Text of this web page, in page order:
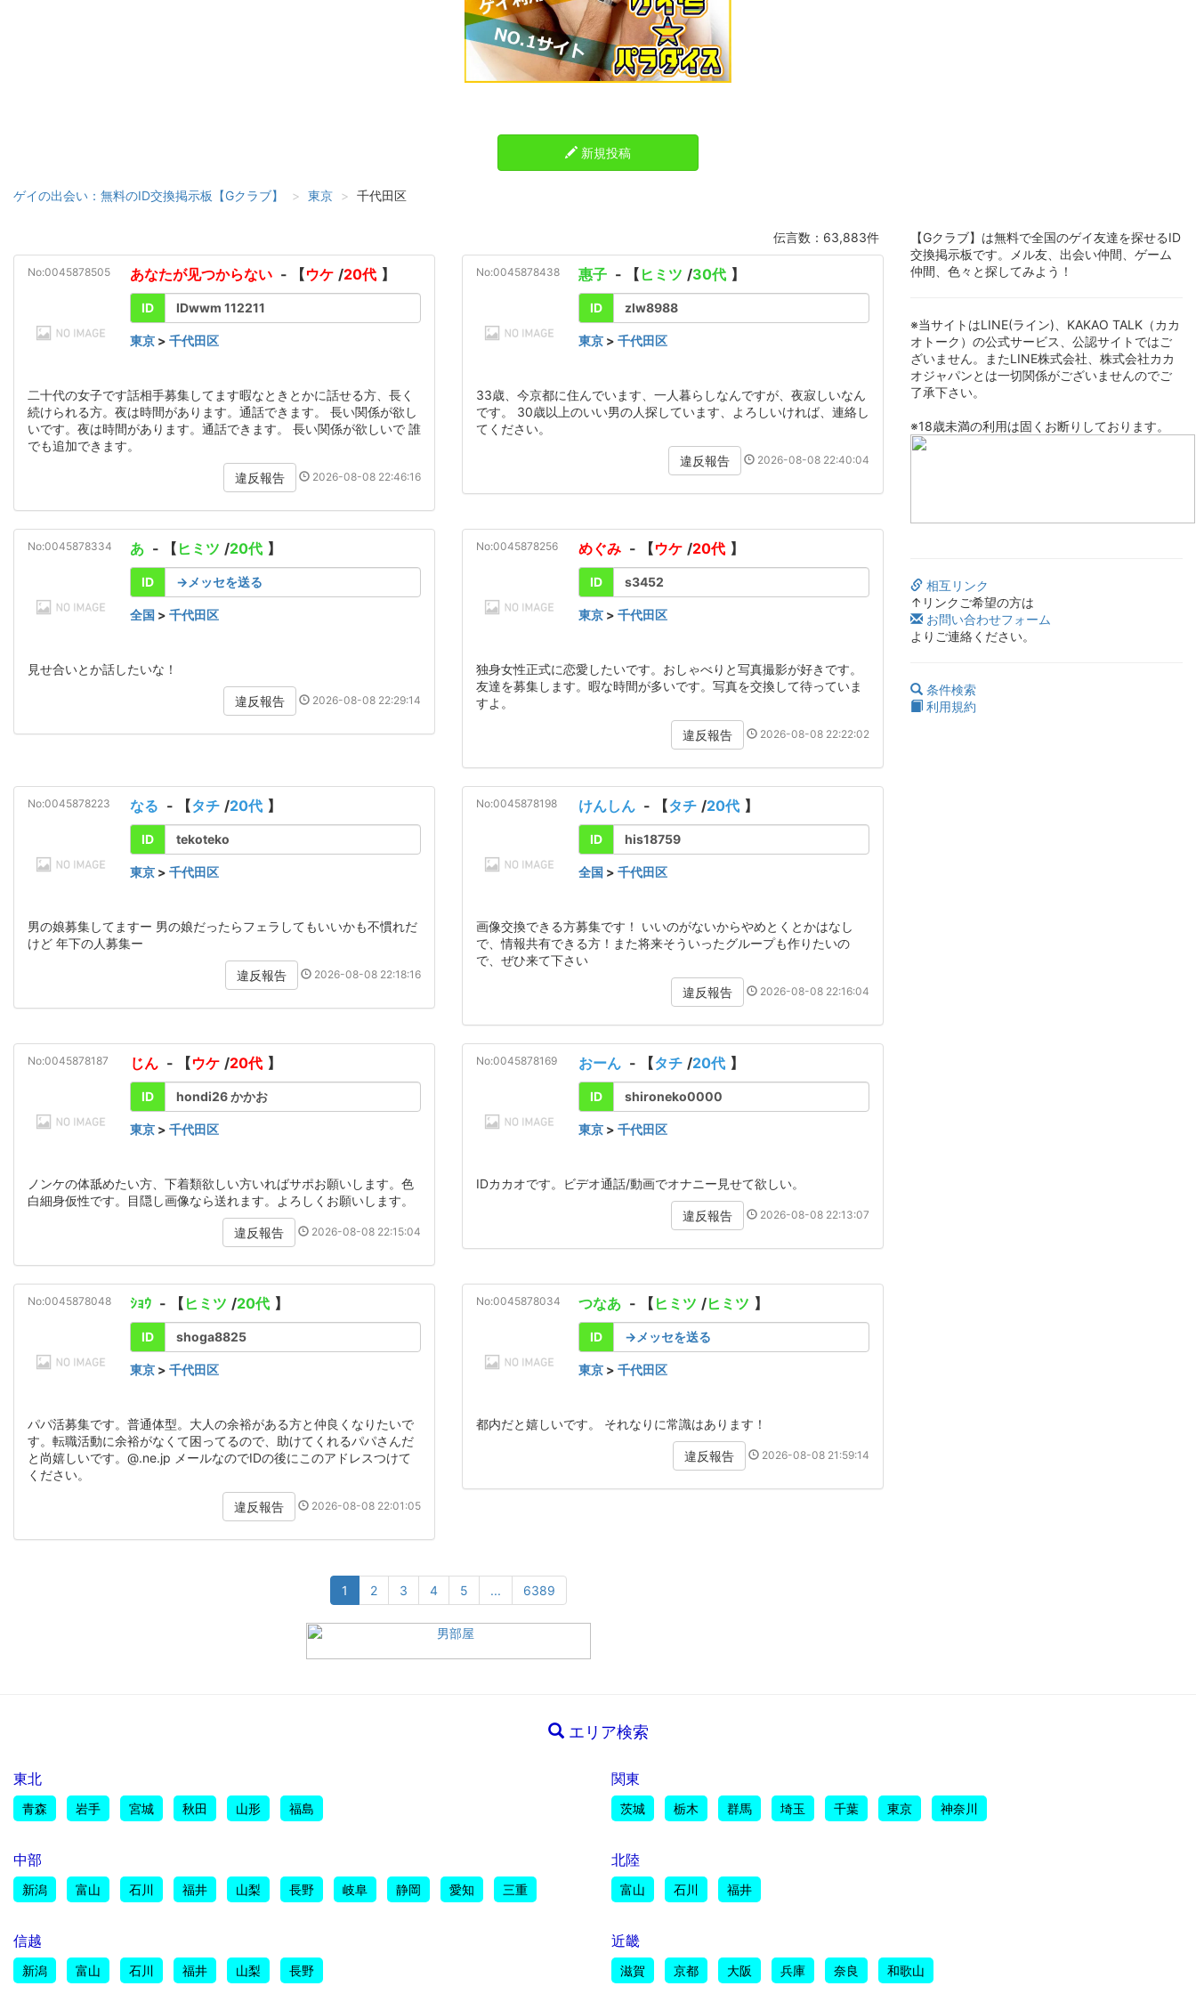
新規投稿
ゲイの出会い：無料のID交換掲示板【Gクラブ】 東京 千代田区
伝言数：63,883件
No:0045878505 あなたが见つからない - 【ウケ /20代 】
ID IDwwm 112211
東京 > 千代田区
二十代の女子です話相手募集してます暇なときとかに話せる方、長く
続けられる方。夜は時間があります。通話できます。 長い関係が欲し
いです。夜は時間があります。通話できます。 長い関係が欲しいで 誰
でも追加できます。
違反報告 2026-08-08 22:46:16
No:0045878438 惠子 - 【 ヒミツ /30代 】
ID zlw8988
東京 > 千代田区
33歳、今京都に住んでいます、一人暮らしなんですが、夜寂しいなん
です。 30歳以上のいい男の人探しています、よろしいければ、連絡し
てください。
違反報告 2026-08-08 22:40:04
No:0045878334 あ - 【 ヒミツ /20代 】
ID →メッセを送る
全国 > 千代田区
見せ合いとか話したいな！
違反報告 2026-08-08 22:29:14
No:0045878256 めぐみ - 【ウケ /20代 】
ID s3452
東京 > 千代田区
独身女性正式に恋愛したいです。おしゃべりと写真撮影が好きです。
友達を募集します。暇な時間が多いです。写真を交換して待っていま
すよ。
違反報告 2026-08-08 22:22:02
No:0045878223 なる - 【タチ /20代 】
ID tekoteko
東京 > 千代田区
男の娘募集してますー 男の娘だったらフェラしてもいいかも不慣れだ
けど 年下の人募集ー
違反報告 2026-08-08 22:18:16
No:0045878198 けんしん - 【タチ /20代 】
ID his18759
全国 > 千代田区
画像交換できる方募集です！ いいのがないからやめとくとかはなし
で、情報共有できる方！また将来そういったグループも作りたいの
で、ぜひ来て下さい
違反報告 2026-08-08 22:16:04
No:0045878187 じん - 【ウケ /20代 】
ID hondi26 かかお
東京 > 千代田区
ノンケの体舐めたい方、下着類欲しい方いればサポお願いします。色
白細身仮性です。目隠し画像なら送れます。よろしくお願いします。
違反報告 2026-08-08 22:15:04
No:0045878169 おーん - 【タチ /20代 】
ID shironeko0000
東京 > 千代田区
IDカカオです。ビデオ通話/動画でオナニー見せて欲しい。
違反報告 2026-08-08 22:13:07
No:0045878048 ｼｮｳ - 【 ヒミツ /20代 】
ID shoga8825
東京 > 千代田区
パパ活募集です。普通体型。大人の余裕がある方と仲良くなりたいで
す。転職活動に余裕がなくて困ってるので、助けてくれるパパさんだ
と尚嬉しいです。@.ne.jp メールなのでIDの後にこのアドレスつけて
ください。
違反報告 2026-08-08 22:01:05
No:0045878034 つなあ - 【 ヒミツ /ヒミツ 】
ID →メッセを送る
東京 > 千代田区
都内だと嬉しいです。 それなりに常識はあります！
違反報告 2026-08-08 21:59:14
1 2 3 4 5 ... 6389
【Gクラブ】は無料で全国のゲイ友達を探せるID
交換掲示板です。メル友、出会い仲間、ゲーム
仲間、色々と探してみよう！
※当サイトはLINE(ライン)、KAKAO TALK（カカ
オトーク）の公式サービス、公認サイトではご
ざいません。またLINE株式会社、株式会社カカ
オジャパンとは一切関係がございませんのでご
了承下さい。
※18歳未満の利用は固くお断りしております。
相互リンク
↑リンクご希望の方は
お問い合わせフォーム
よりご連絡ください。
条件検索
利用規約
エリア検索
東北
青森 岩手 宮城 秋田 山形 福島
関東
茨城 栃木 群馬 埼玉 千葉 東京 神奈川
中部
新潟 富山 石川 福井 山梨 長野 岐阜 静岡 愛知 三重
北陸
富山 石川 福井
信越
新潟 富山 石川 福井 山梨 長野
近畿
滋賀 京都 大阪 兵庫 奈良 和歌山